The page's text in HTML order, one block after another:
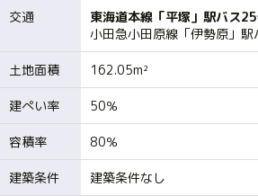
交通
東海道本線「平塚」駅バス
小田急小田原線「伊勢原」
土地面積 162.05m²
建ぺい率 50％
容積率 80％
建築条件 建築条件なし